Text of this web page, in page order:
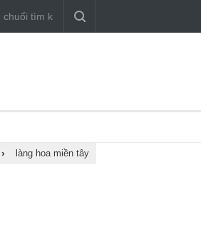
› làng hoa miền tây